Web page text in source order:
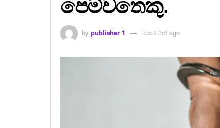
by publisher 1 වසර 3ක් ago